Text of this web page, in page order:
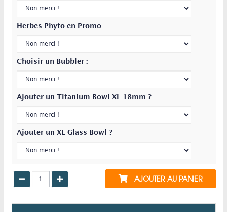
Herbes Phyto en Promo
Choisir un Bubbler :
Ajouter un Titanium Bowl XL 18mm ?
Ajouter un XL Glass Bowl ?
AJOUTER AU PANIER